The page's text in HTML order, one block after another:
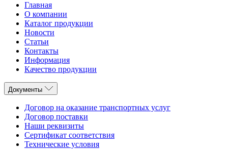
Главная
О компании
Каталог продукции
Новости
Статьи
Контакты
Информация
Качество продукции
Документы
Договор на оказание транспортных услуг
Договор поставки
Наши реквизиты
Сертификат соответствия
Технические условия